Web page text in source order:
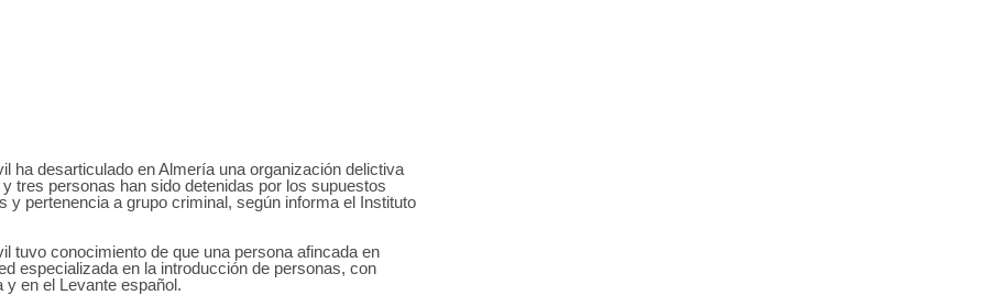
ha desarticulado en Almería una organización delictiva
tres personas han sido detenidas por los supuestos
y pertenencia a grupo criminal, según informa el Instituto
tuvo conocimiento de que una persona afincada en
especializada en la introducción de personas, con
en el Levante español.